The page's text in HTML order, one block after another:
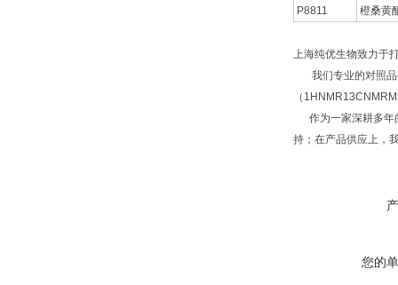
P8811
橙桑黄
上海纯优生物致力于
我们专业的对照品
（
作为一家深耕多年
持；在产品供应上，
您的